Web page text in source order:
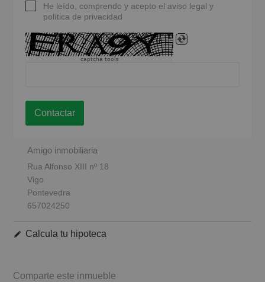
He leído, comprendo y acepto el aviso legal y
política de privacidad
captcha tools
Contactar
Amigo inmobiliaria
Rua Alfonso XIII nº 18
Vigo
Pontevedra
657024250
Calcula tu hipoteca
Comparte este inmueble